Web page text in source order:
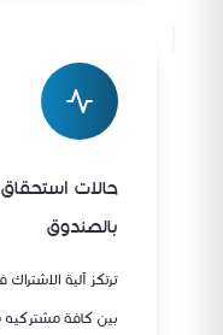
حالات
بالصندوق
ترتكز آلية
بين كافة